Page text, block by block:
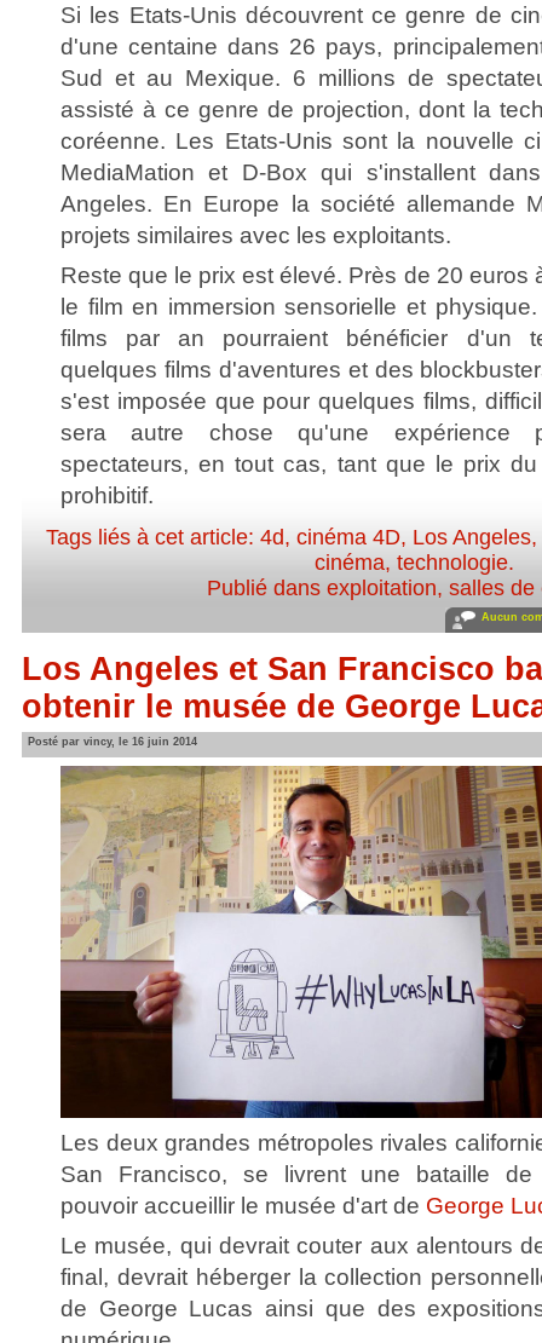
Si les Etats-Unis découvrent ce genre de
d'une centaine dans 26 pays,
Sud et au Mexique. 6 millions de
assisté à ce genre de projection, dont la
coréenne. Les Etats-Unis sont la nouvelle
MediaMation et D-Box qui s'installent
Angeles. En Europe la société allemande
projets similaires avec les exploitants.
Reste que le prix est élevé. Près de 20 euros
le film en immersion sensorielle et
films par an pourraient bénéficier d'un
quelques films d'aventures et des
s'est imposée que pour quelques films,
sera autre chose qu'une expérience
spectateurs, en tout cas, tant que le prix
prohibitif.
Tags liés à cet article: 4d, cinéma 4D, Los Angeles,
cinéma,technologie.
Publié dans exploitation, salles de
Aucun
Los Angeles et San Francisco
obtenir le musée de George
Posté par vincy, le 16 juin 2014
Les deux grandes métropoles rivales
San Francisco, se livrent une bataille de
pouvoir accueillir le musée d'art de George
Le musée, qui devrait couter aux alentours
final, devrait héberger la collection
de George Lucas ainsi que des